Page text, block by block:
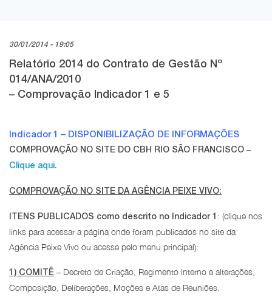
30/01/2014 - 19:05
Relatório 2014 do Contrato de Gestão Nº
014/ANA/2010
– Comprovação Indicador 1 e 5
Indicador 1 – DISPONIBILIZAÇÃO DE INFORMAÇÕES
COMPROVAÇÃO NO SITE DO CBH RIO SÃO FRANCISCO –
Clique aqui.
COMPROVAÇÃO NO SITE DA AGÊNCIA PEIXE VIVO:
ITENS PUBLICADOS como descrito no Indicador 1 : (clique nos
links para acessar a página onde foram publicados no site da
Agência Peixe Vivo ou acesse pelo menu principal):
1) COMITÊ – Decreto de Criação, Regimento Interno e alterações,
Composição, Deliberações, Moções e Atas de Reuniões.